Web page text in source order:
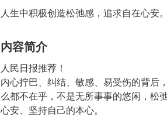
人生中积极创造松弛感，追求自在心安。
内容简介
人民日报推荐！
内心拧巴、纠结、敏感、易受伤的背后
么都不在乎，不是无所事事的悠闲，松
心安、坚持自己的本心。